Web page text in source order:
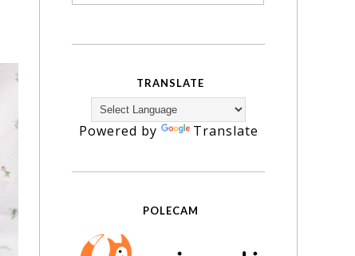
TRANSLATE
Powered by Translate
POLECAM